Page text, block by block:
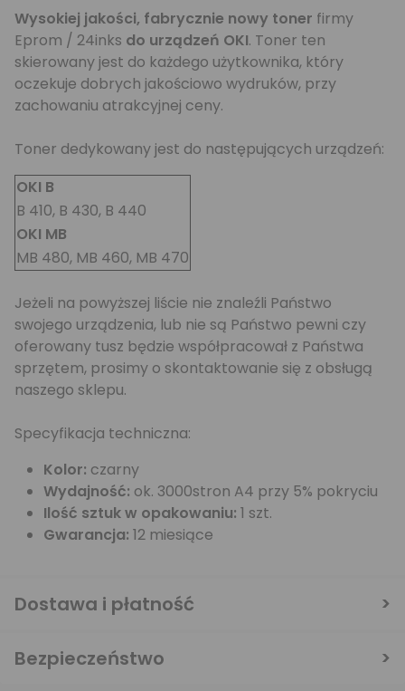
Wysokiej jakości, fabrycznie nowy toner firmy
Eprom / 24inks do urządzeń OKI. Toner ten
skierowany jest do każdego użytkownika, który
oczekuje dobrych jakościowo wydruków, przy
zachowaniu atrakcyjnej ceny.
Toner dedykowany jest do następujących urządzeń:
OKI B
B 410, B 430, B 440
OKI MB
MB 480, MB 460, MB 470
Jeżeli na powyższej liście nie znaleźli Państwo
swojego urządzenia, lub nie są Państwo pewni czy
oferowany tusz będzie współpracował z Państwa
sprzętem, prosimy o skontaktowanie się z obsługą
naszego sklepu.
Specyfikacja techniczna:
Kolor: czarny
Wydajność: ok. 3000stron A4 przy 5% pokryciu
Ilość sztuk w opakowaniu: 1 szt.
Gwarancja: 12 miesiące
Dostawa i płatność
Bezpieczeństwo